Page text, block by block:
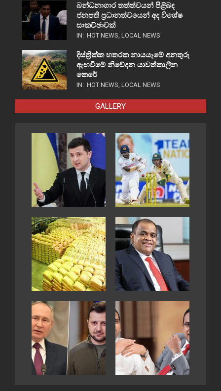
බන්ධනාගාර තත්ත්වයන් පිළිබඳ
ජනපති ප්‍රධානත්වයෙන් අද විශේෂ
සාකච්ඡාවක්
IN: HOT NEWS LOCAL NEWS
දිස්ත්‍රික්ක හතරක නායයෑමේ අනතුරු
ඇඟවීමේ නිවේදන යාවත්කාලීන
කෙරේ
IN: HOT NEWS LOCAL NEWS
GALLERY